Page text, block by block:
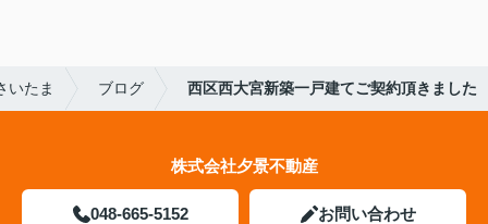
いたま ブログ 西区西大宮新築一戸建てご契約頂きました
株式会社夕景不動産
048-665-5152 お問い合わせ